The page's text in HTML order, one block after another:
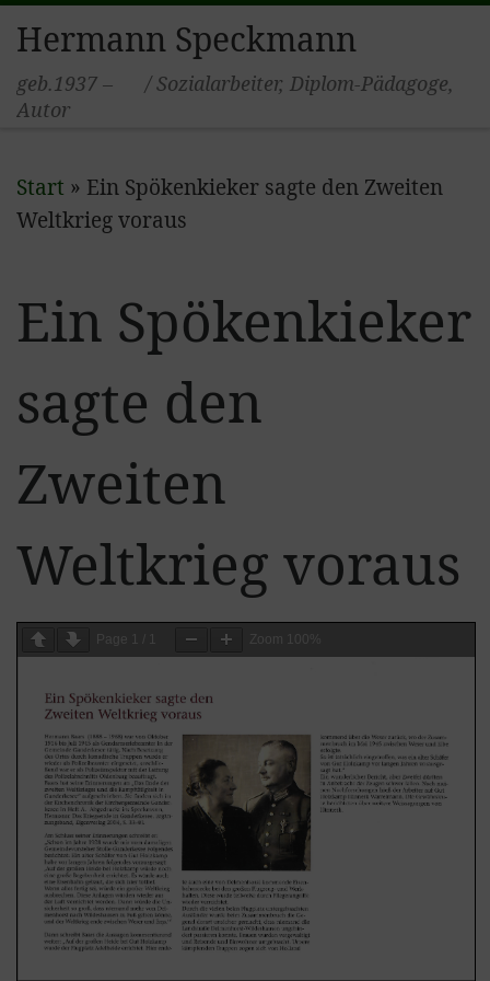
Zum Inhalt springen
Hermann Speckmann
geb.1937 – / Sozialarbeiter, Diplom-Pädagoge,
Autor
Start » Ein Spökenkieker sagte den Zweiten
Weltkrieg voraus
Ein Spökenkieker
sagte den
Zweiten
Weltkrieg voraus
Page 1 1 Zoom 100%